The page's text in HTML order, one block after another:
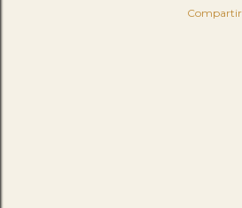
Compartir